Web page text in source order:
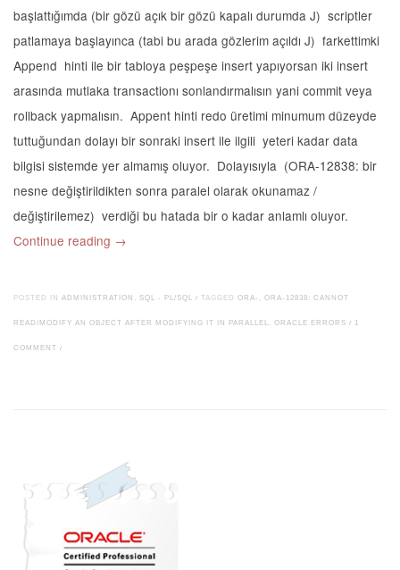
başlattığımda (bir gözü açık bir gözü kapalı durumda J) scriptler
patlamaya başlayınca (tabi bu arada gözlerim açıldı J) farkettimki
Append hinti ile bir tabloya peşpeşe insert yapıyorsan iki insert
arasında mutlaka transactionı sonlandırmalısın yani commit veya
rollback yapmalısın. Appent hinti redo üretimi minumum düzeyde
tuttuğundan dolayı bir sonraki insert ile ilgili yeteri kadar data
bilgisi sistemde yer almamış oluyor. Dolayısıyla (ORA-12838: bir
nesne değiştirildikten sonra paralel olarak okunamaz /
değiştirilemez) verdiği bu hatada bir o kadar anlamlı oluyor.
Continue reading →
POSTED IN ADMINISTRATION , SQL - PL/SQL / TAGGED ORA- , ORA-12838: CANNOT
READ/MODIFY AN OBJECT AFTER MODIFYING IT IN PARALLEL , ORACLE ERRORS / 1
COMMENT /